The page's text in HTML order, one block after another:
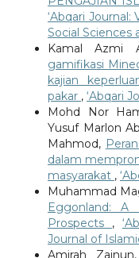
‘Abqari Journal:
Social Sciences
Kamal Azmi
gamifikasi
kajian
pakar , ‘Abqari
Mohd Nor
Yusuf Marlon
Mahmod,
dalam
masyarakat ,
Muhammad
Eggonland:
Prospects ,
Journal of
Amirah